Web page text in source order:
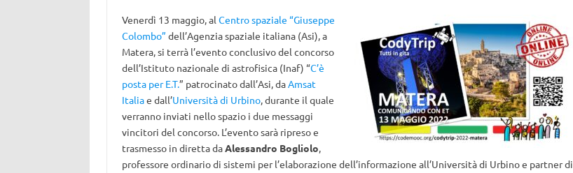
Venerdì 13 maggio, al Centro spaziale “Giuseppe
Colombo” dell’Agenzia spaziale italiana (Asi), a
Matera, si terrà l’evento conclusivo del concorso
dell’Istituto nazionale di astrofisica (Inaf) “C’è
posta per E.T.” patrocinato dall’Asi, daAmsat
Italiae dall’Università di Urbino, durante il quale
verranno inviati nello spazio i due messaggi
vincitori del concorso. L’evento sarà ripreso e
trasmesso in diretta daAlessandro Bogliolo,
professore ordinario di sistemi per l’elaborazione dell’informazione all’Università di Urbino e partner di